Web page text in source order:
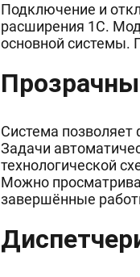
Подключение и
расширения 1С.
основной системы.
Система позволяет
Задачи
технологической
Можно
завершённые